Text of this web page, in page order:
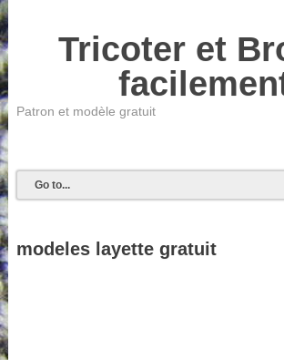
Tricoter et
Patron et modèle gratuit
modeles layette gratuit